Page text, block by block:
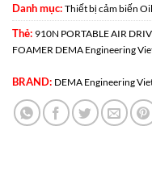
Danh mục: Thiết bị cảm biến
Thẻ: 910N PORTABLE AIR
FOAMER DEMA Engineering
BRAND: DEMA Engineering